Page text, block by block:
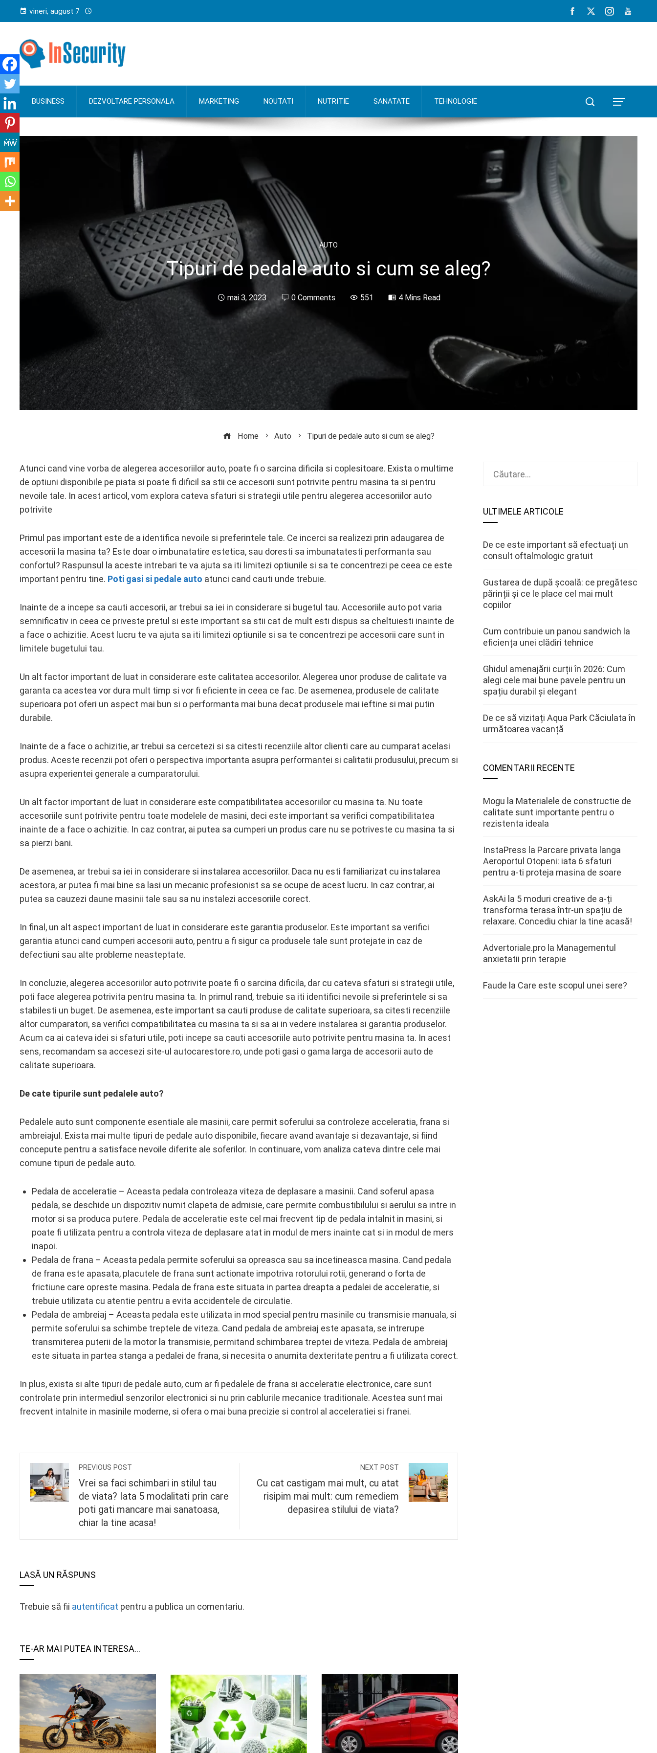
vineri, august 7
BUSINESS DEZVOLTARE PERSONALA MARKETING NOUTATI NUTRITIE SANATATE TEHNOLOGIE
AUTO
Tipuri de pedale auto si cum se aleg?
mai 3, 2023 0 Comments 551 4 Mins Read
Home Auto Tipuri de pedale auto si cum se aleg?
Atunci cand vine vorba de alegerea accesoriilor auto, poate fi o sarcina dificila si coplesitoare. Exista o multime
de optiuni disponibile pe piata si poate fi dificil sa stii ce accesorii sunt potrivite pentru masina ta si pentru
nevoile tale. In acest articol, vom explora cateva sfaturi si strategii utile pentru alegerea accesoriilor auto
potrivite
Primul pas important este de a identifica nevoile si preferintele tale. Ce incerci sa realizezi prin adaugarea de
accesorii la masina ta? Este doar o imbunatatire estetica, sau doresti sa imbunatatesti performanta sau
confortul? Raspunsul la aceste intrebari te va ajuta sa iti limitezi optiunile si sa te concentrezi pe ceea ce este
important pentru tine. Poti gasi si pedale auto atunci cand cauti unde trebuie.
Inainte de a incepe sa cauti accesorii, ar trebui sa iei in considerare si bugetul tau. Accesoriile auto pot varia
semnificativ in ceea ce priveste pretul si este important sa stii cat de mult esti dispus sa cheltuiesti inainte de
a face o achizitie. Acest lucru te va ajuta sa iti limitezi optiunile si sa te concentrezi pe accesorii care sunt in
limitele bugetului tau.
Un alt factor important de luat in considerare este calitatea accesorilor. Alegerea unor produse de calitate va
garanta ca acestea vor dura mult timp si vor fi eficiente in ceea ce fac. De asemenea, produsele de calitate
superioara pot oferi un aspect mai bun si o performanta mai buna decat produsele mai ieftine si mai putin
durabile.
Inainte de a face o achizitie, ar trebui sa cercetezi si sa citesti recenziile altor clienti care au cumparat acelasi
produs. Aceste recenzii pot oferi o perspectiva importanta asupra performantei si calitatii produsului, precum si
asupra experientei generale a cumparatorului.
Un alt factor important de luat in considerare este compatibilitatea accesoriilor cu masina ta. Nu toate
accesoriile sunt potrivite pentru toate modelele de masini, deci este important sa verifici compatibilitatea
inainte de a face o achizitie. In caz contrar, ai putea sa cumperi un produs care nu se potriveste cu masina ta si
sa pierzi bani.
De asemenea, ar trebui sa iei in considerare si instalarea accesoriilor. Daca nu esti familiarizat cu instalarea
acestora, ar putea fi mai bine sa lasi un mecanic profesionist sa se ocupe de acest lucru. In caz contrar, ai
putea sa cauzezi daune masinii tale sau sa nu instalezi accesoriile corect.
In final, un alt aspect important de luat in considerare este garantia produselor. Este important sa verifici
garantia atunci cand cumperi accesorii auto, pentru a fi sigur ca produsele tale sunt protejate in caz de
defectiuni sau alte probleme neasteptate.
In concluzie, alegerea accesoriilor auto potrivite poate fi o sarcina dificila, dar cu cateva sfaturi si strategii utile,
poti face alegerea potrivita pentru masina ta. In primul rand, trebuie sa iti identifici nevoile si preferintele si sa
stabilesti un buget. De asemenea, este important sa cauti produse de calitate superioara, sa citesti recenziile
altor cumparatori, sa verifici compatibilitatea cu masina ta si sa ai in vedere instalarea si garantia produselor.
Acum ca ai cateva idei si sfaturi utile, poti incepe sa cauti accesoriile auto potrivite pentru masina ta. In acest
sens, recomandam sa accesezi site-ul autocarestore.ro, unde poti gasi o gama larga de accesorii auto de
calitate superioara.
De cate tipurile sunt pedalele auto?
Pedalele auto sunt componente esentiale ale masinii, care permit soferului sa controleze acceleratia, frana si
ambreiajul. Exista mai multe tipuri de pedale auto disponibile, fiecare avand avantaje si dezavantaje, si fiind
concepute pentru a satisface nevoile diferite ale soferilor. In continuare, vom analiza cateva dintre cele mai
comune tipuri de pedale auto.
Pedala de acceleratie – Aceasta pedala controleaza viteza de deplasare a masinii. Cand soferul apasa
pedala, se deschide un dispozitiv numit clapeta de admisie, care permite combustibilului si aerului sa intre in
motor si sa produca putere. Pedala de acceleratie este cel mai frecvent tip de pedala intalnit in masini, si
poate fi utilizata pentru a controla viteza de deplasare atat in modul de mers inainte cat si in modul de mers
inapoi.
Pedala de frana – Aceasta pedala permite soferului sa opreasca sau sa incetineasca masina. Cand pedala
de frana este apasata, placutele de frana sunt actionate impotriva rotorului rotii, generand o forta de
frictiune care opreste masina. Pedala de frana este situata in partea dreapta a pedalei de acceleratie, si
trebuie utilizata cu atentie pentru a evita accidentele de circulatie.
Pedala de ambreiaj – Aceasta pedala este utilizata in mod special pentru masinile cu transmisie manuala, si
permite soferului sa schimbe treptele de viteza. Cand pedala de ambreiaj este apasata, se intrerupe
transmiterea puterii de la motor la transmisie, permitand schimbarea treptei de viteza. Pedala de ambreiaj
este situata in partea stanga a pedalei de frana, si necesita o anumita dexteritate pentru a fi utilizata corect.
In plus, exista si alte tipuri de pedale auto, cum ar fi pedalele de frana si acceleratie electronice, care sunt
controlate prin intermediul senzorilor electronici si nu prin cablurile mecanice traditionale. Acestea sunt mai
frecvent intalnite in masinile moderne, si ofera o mai buna precizie si control al acceleratiei si franei.
PREVIOUS POST
Vrei sa faci schimbari in stilul tau
de viata? Iata 5 modalitati prin care
poti gati mancare mai sanatoasa,
chiar la tine acasa!
NEXT POST
Cu cat castigam mai mult, cu atat
risipim mai mult: cum remediem
depasirea stilului de viata?
LASĂ UN RĂSPUNS
Trebuie să fii autentificat pentru a publica un comentariu.
TE-AR MAI PUTEA INTERESA...
ULTIMELE ARTICOLE
De ce este important să efectuați un
consult oftalmologic gratuit
Gustarea de după școală: ce pregătesc
părinții și ce le place cel mai mult
copiilor
Cum contribuie un panou sandwich la
eficiența unei clădiri tehnice
Ghidul amenajării curții în 2026: Cum
alegi cele mai bune pavele pentru un
spațiu durabil și elegant
De ce să vizitați Aqua Park Căciulata în
următoarea vacanță
COMENTARII RECENTE
Mogu la Materialele de constructie de
calitate sunt importante pentru o
rezistenta ideala
InstaPress la Parcare privata langa
Aeroportul Otopeni: iata 6 sfaturi
pentru a-ti proteja masina de soare
AskAi la 5 moduri creative de a-ți
transforma terasa într-un spațiu de
relaxare. Concediu chiar la tine acasă!
Advertoriale.pro la Managementul
anxietatii prin terapie
Faude la Care este scopul unei sere?